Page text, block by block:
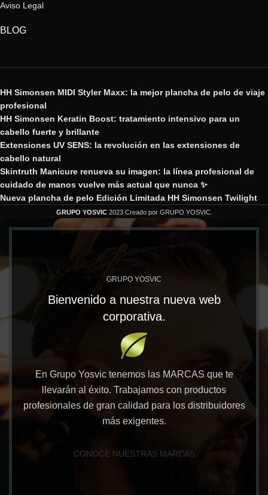
Aviso Legal
BLOG
HH Simonsen MIDI Styler Maxx: la mejor plancha de pelo de viaje
profesional
HH Simonsen Keratin Boost: tratamiento intensivo para un
cabello fuerte y brillante
Extensiones UV SENS: la revolución en las extensiones de
cabello natural
Skintruth Manicure renueva su imagen: la línea profesional de
cuidado de manos vuelve más actual que nunca ✨
Nueva plancha de pelo Edición Limitada HH Simonsen Twilight
GRUPO YOSVIC 2023 Creado por GRUPO YOSVIC.
GRUPO YOSVIC
Bienvenido a nuestra nueva web
corporativa.
En Grupo Yosvic tenemos las MARCAS que te
llevarán al éxito. Trabajamos con productos
profesionales de gran calidad para los distribuidores
más exigentes.
CONOCE NUESTRAS MARCAS